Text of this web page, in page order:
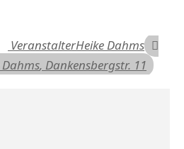
VeranstalterHeike Dahms
Dahms, Dankensbergstr. 11